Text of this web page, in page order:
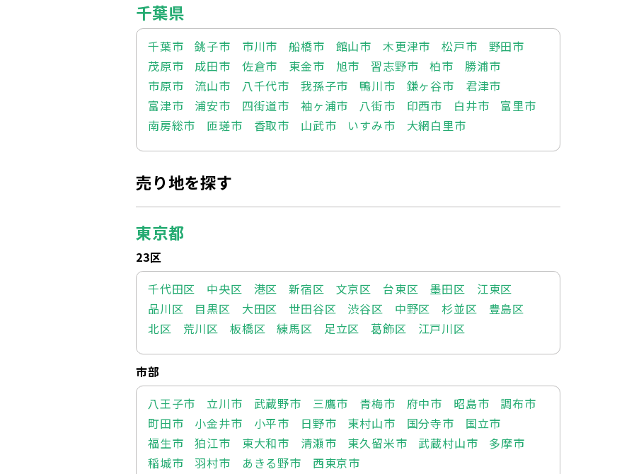
千葉県
千葉市 銚子市 市川市 船橋市 館山市 木更津市 松戸市
野田市
茂原市
成田市 佐倉市 東金市 旭市 習志野市 柏市
勝浦市
市原市
流山市 八千代市 我孫子市 鴨川市 鎌ヶ谷市
君津市
富津市
浦安市 四街道市 袖ヶ浦市 八街市 印西市 白井市
富里市
南房総市
匝瑳市 香取市 山武市 いすみ市 大網白里市
売り地を探す
東京都
23区
千代田区
中央区 港区 新宿区 文京区 台東区 墨田区
江東区
品川区
目黒区 大田区 世田谷区 渋谷区 中野区 杉並区
豊島区
北区
荒川区 板橋区 練馬区 足立区 葛飾区 江戸川区
市部
八王子市
立川市 武蔵野市 三鷹市 青梅市 府中市 昭島市
調布市
町田市
小金井市 小平市 日野市 東村山市 国分寺市
国立市
福生市
狛江市 東大和市 清瀬市 東久留米市 武蔵村山市
多摩市
稲城市
羽村市 あきる野市 西東京市